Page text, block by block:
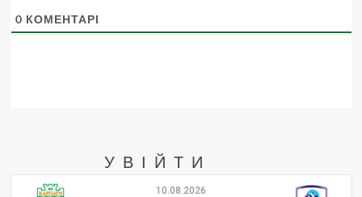
0 КОМЕНТАРІ
УВІЙТИ
10.08.2026